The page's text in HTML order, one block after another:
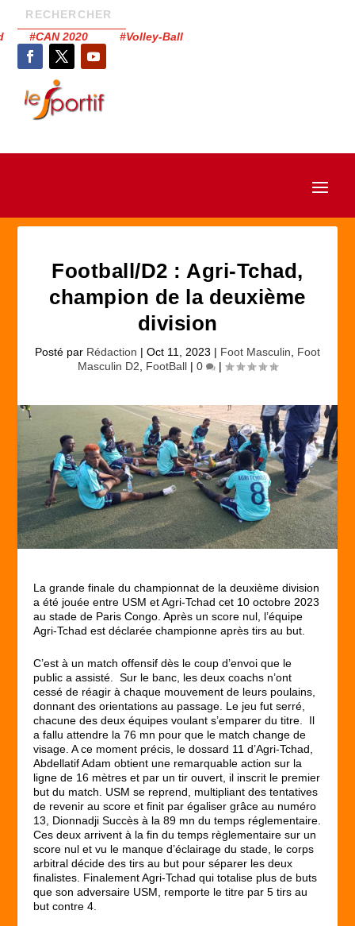
#CAN 2020 #Volley-Ball
Football/D2 : Agri-Tchad,
champion de la deuxième
division
Posté par Rédaction | Oct 11, 2023 | Foot Masculin
Foot
Masculin D2
FootBall | 0 |
La grande finale du championnat de la deuxième division
a été jouée entre USM et Agri-Tchad cet 10 octobre 2023
au stade de Paris Congo. Après un score nul, l’équipe
Agri-Tchad est déclarée championne après tirs au but.
C’est à un match offensif dès le coup d’envoi que le
public a assisté. Sur le banc, les deux coachs n’ont
cessé de réagir à chaque mouvement de leurs poulains,
donnant des orientations au passage. Le jeu fut serré,
chacune des deux équipes voulant s’emparer du titre. Il
a fallu attendre la 76 mn pour que le match change de
visage. A ce moment précis, le dossard 11 d’Agri-Tchad,
Abdellatif Adam obtient une remarquable action sur la
ligne de 16 mètres et par un tir ouvert, il inscrit le premier
but du match. USM se reprend, multipliant des tentatives
de revenir au score et finit par égaliser grâce au numéro
13, Dionnadji Succès à la 89 mn du temps réglementaire.
Ces deux arrivent à la fin du temps règlementaire sur un
score nul et vu le manque d’éclairage du stade, le corps
arbitral décide des tirs au but pour séparer les deux
finalistes. Finalement Agri-Tchad qui totalise plus de buts
que son adversaire USM, remporte le titre par 5 tirs au
but contre 4.